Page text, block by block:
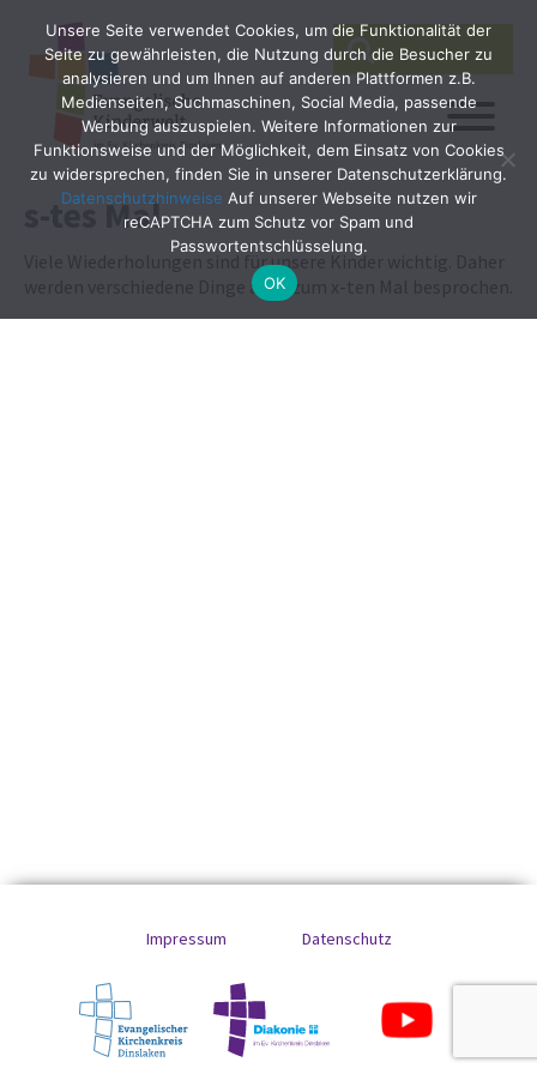
Search
for:
SEARCH
s-tes Mal
Viele Wiederholungen sind für unsere Kinder wichtig. Daher
werden verschiedene Dinge auch zum x-ten Mal besprochen.
Impressum Datenschutz
Unsere Seite verwendet Cookies, um die Funktionalität der
Seite zu gewährleisten, die Nutzung durch die Besucher zu
analysieren und um Ihnen auf anderen Plattformen z.B.
Medienseiten, Suchmaschinen, Social Media, passende
Werbung auszuspielen. Weitere Informationen zur
Funktionsweise und der Möglichkeit, dem Einsatz von Cookies
zu widersprechen, finden Sie in unserer Datenschutzerklärung.
Datenschutzhinweise Auf unserer Webseite nutzen wir
reCAPTCHA zum Schutz vor Spam und
Passwortentschlüsselung.
OK